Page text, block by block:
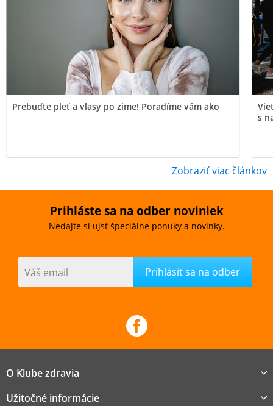
Prebuďte pleť a vlasy po zime! Poradíme vám ako
s
Zobraziť viac článkov
Prihláste sa na odber noviniek
Nedajte si ujsť špeciálne ponuky a novinky.
Váš email
O Klube zdravia
Užitočné informácie